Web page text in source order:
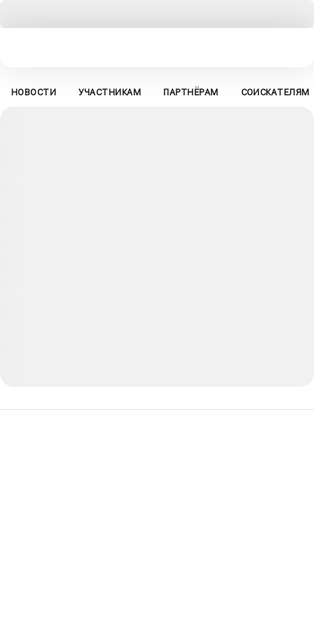
НОВОСТИ УЧАСТНИКАМ ПАРТНЁРАМ СОИСКАТЕЛЯМ